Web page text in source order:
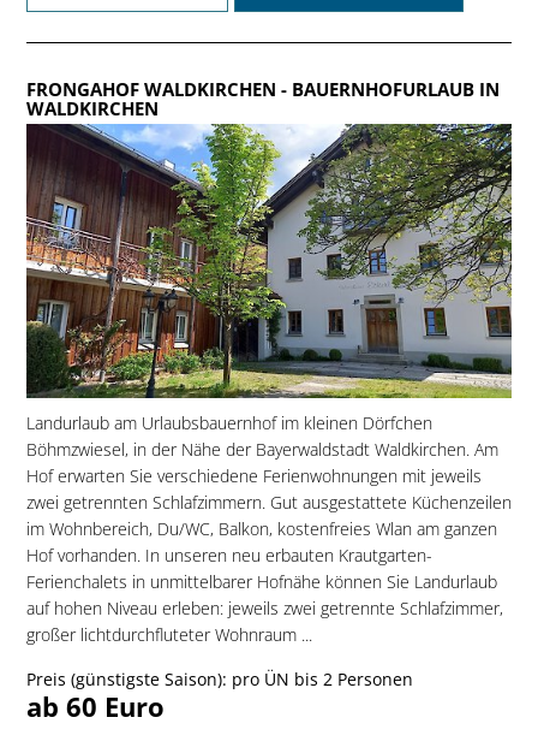
FRONGAHOF WALDKIRCHEN - BAUERNHOFURLAUB IN
WALDKIRCHEN
Landurlaub am Urlaubsbauernhof im kleinen Dörfchen
Böhmzwiesel, in der Nähe der Bayerwaldstadt Waldkirchen. Am
Hof erwarten Sie verschiedene Ferienwohnungen mit jeweils
zwei getrennten Schlafzimmern. Gut ausgestattete Küchenzeilen
im Wohnbereich, Du/WC, Balkon, kostenfreies Wlan am ganzen
Hof vorhanden. In unseren neu erbauten Krautgarten-
Ferienchalets in unmittelbarer Hofnähe können Sie Landurlaub
auf hohen Niveau erleben: jeweils zwei getrennte Schlafzimmer,
großer lichtdurchfluteter Wohnraum ...
Preis (günstigste Saison): pro ÜN bis 2 Personen
ab 60 Euro